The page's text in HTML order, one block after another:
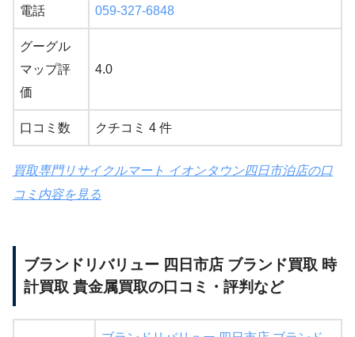
電話 059-327-6848
グーグル
マップ評
価
4.0
口コミ数 クチコミ 4 件
買取専門リサイクルマート イオンタウン四日市泊店の口
コミ内容を見る
ブランドリバリュー 四日市店 ブランド買取 時
計買取 貴金属買取の口コミ・評判など